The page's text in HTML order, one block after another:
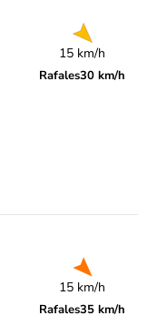
15 km/h
Rafales30 km/h
15 km/h
Rafales35 km/h